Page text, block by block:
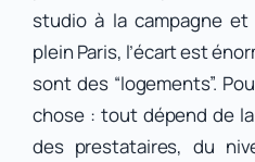
studio à la campagne
plein Paris, l’écart est
sont des “logements”.
chose : tout dépend de
des prestataires, du